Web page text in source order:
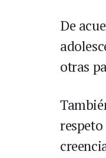
De
otras